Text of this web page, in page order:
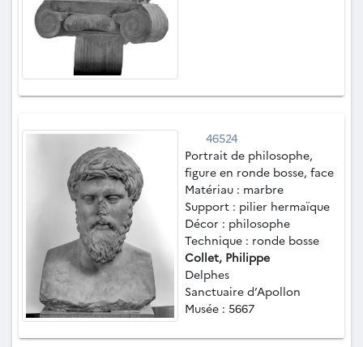
46524
Portrait de philosophe,
figure en ronde bosse, face
Matériau : marbre
Support : pilier hermaïque
Décor : philosophe
Technique : ronde bosse
Collet, Philippe
Delphes
Sanctuaire d’Apollon
Musée : 5667